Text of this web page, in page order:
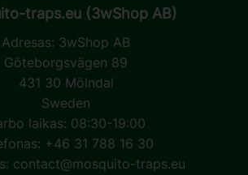
traps.eu (3wShop AB)
Adresas: 3wShop AB
Göteborgsvägen 89
431 30 Mölndal
Sweden
laikas: 08:30-19:00
+46 31 788 16 30
contact@mosquito-traps.eu